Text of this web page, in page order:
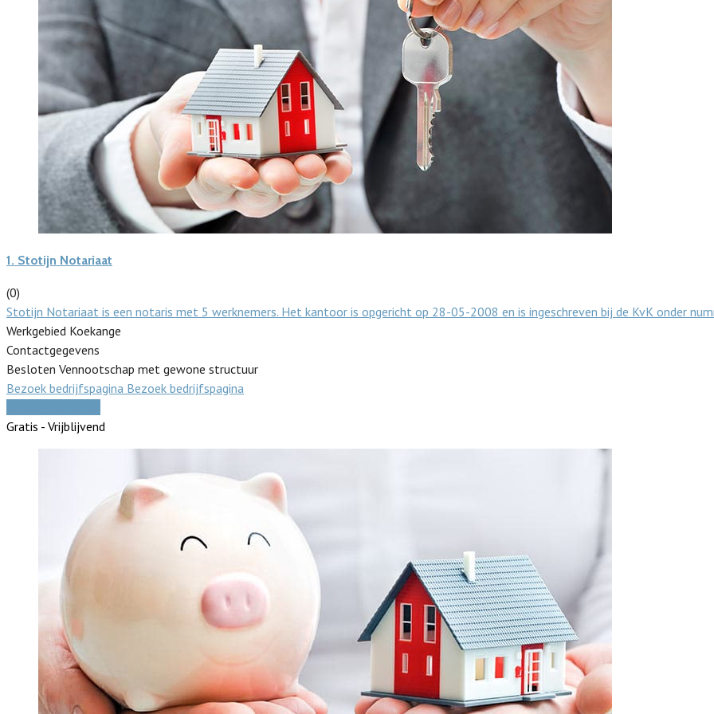
1. Stotijn Notariaat
(0)
Stotijn Notariaat is een notaris met 5 werknemers. Het kantoor is opgericht op 28-05-2008 en is ingeschreven bij de KvK onder
Werkgebied Koekange
Contactgegevens
Besloten Vennootschap met gewone structuur
Bezoek bedrijfspagina Bezoek bedrijfspagina
Gratis - Vrijblijvend